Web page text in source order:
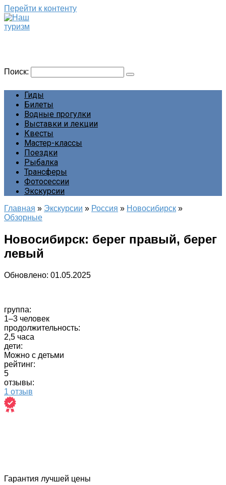
Перейти к контенту
Поиск:
Гиды
Билеты
Водные прогулки
Выставки и лекции
Квесты
Мастер-классы
Поездки
Рыбалка
Трансферы
Фотосессии
Экскурсии
Главная » Экскурсии » Россия » Новосибирск »
Обзорные
Новосибирск: берег правый, берег
левый
Обновлено: 01.05.2025
группа:
1–3 человек
продолжительность:
2,5 часа
дети:
Можно с детьми
рейтинг:
5
отзывы:
1 отзыв
Гарантия лучшей цены